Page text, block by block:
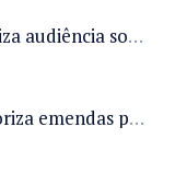
Comissão da Câmara realiza audiência sobre apostas online para medir o tamanho do mercado ilegal
Lula sanciona lei que autoriza emendas parlamentares para atendimento pré-hospitalar pelos bombeiros